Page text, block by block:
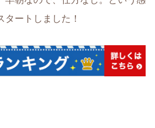
タートしました！